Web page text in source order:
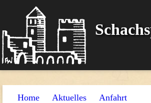
Home Aktuelles Anfahrt